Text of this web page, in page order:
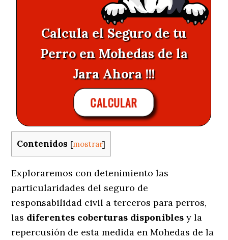
Calcula el Seguro de tu
Perro en Mohedas de la
Jara Ahora !!!
CALCULAR
Contenidos [mostrar]
Exploraremos con detenimiento las
particularidades del seguro de
responsabilidad civil a terceros para perros,
las diferentes coberturas disponibles y la
repercusión de esta medida en Mohedas de la